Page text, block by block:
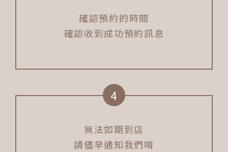
確認預約的時間
確認收到成功預約訊息
4
無法如期到店
請儘早通知我們唷